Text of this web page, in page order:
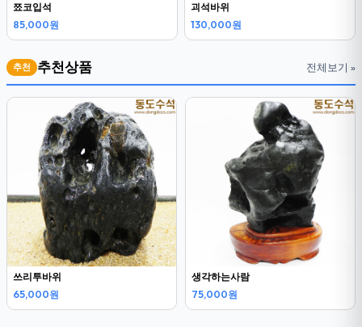
쬬코입석
85,000원
괴석바위
130,000원
추천 추천상품 전체보기 »
쓰리투바위
65,000원
생각하는사람
75,000원